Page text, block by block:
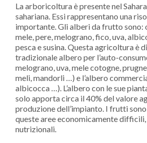
La arboricoltura è presente nel
sahariana. Essi rappresentano una
importante. Gli alberi da frutto sono:
mele, pere, melograno, fico, uva,
pesca e susina. Questa agricoltura è
tradizionale albero per l’auto-
melograno, uva, mele cotogne,
meli, mandorli …) e l’albero
albicocca …). L’albero con le sue
solo apporta circa il 40% del valore
produzione dell’impianto. I frutti
queste aree economicamente
nutrizionali.